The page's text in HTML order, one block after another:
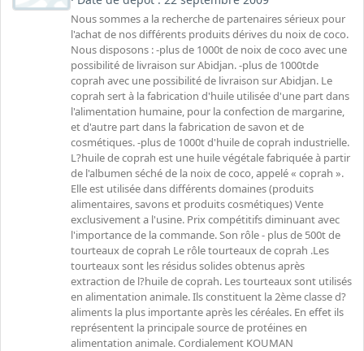
Nous sommes a la recherche de partenaires sérieux pour
l'achat de nos différents produits dérives du noix de coco.
Nous disposons : -plus de 1000t de noix de coco avec une
possibilité de livraison sur Abidjan. -plus de 1000tde
coprah avec une possibilité de livraison sur Abidjan. Le
coprah sert à la fabrication d'huile utilisée d'une part dans
l'alimentation humaine, pour la confection de margarine,
et d'autre part dans la fabrication de savon et de
cosmétiques. -plus de 1000t d'huile de coprah industrielle.
L?huile de coprah est une huile végétale fabriquée à partir
de l'albumen séché de la noix de coco, appelé « coprah ».
Elle est utilisée dans différents domaines (produits
alimentaires, savons et produits cosmétiques) Vente
exclusivement a l'usine. Prix compétitifs diminuant avec
l'importance de la commande. Son rôle - plus de 500t de
tourteaux de coprah Le rôle tourteaux de coprah .Les
tourteaux sont les résidus solides obtenus après
extraction de l?huile de coprah. Les tourteaux sont utilisés
en alimentation animale. Ils constituent la 2ème classe d?
aliments la plus importante après les céréales. En effet ils
représentent la principale source de protéines en
alimentation animale. Cordialement KOUMAN